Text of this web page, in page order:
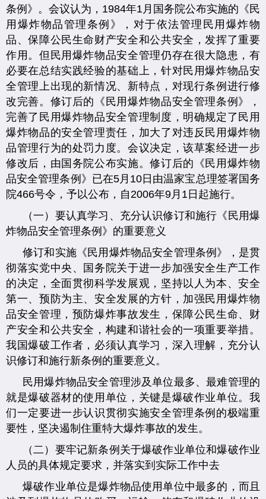
条例》。会议认为，1984年1月国务院公布实施的《民
用爆炸物品管理条例》，对于依法管理民用爆炸物
品、保障公民生命财产安全和公共安全，发挥了重要
作用。但民用爆炸物品安全管理仍存在很大隐患，有
必要在总结实践经验的基础上，针对民用爆炸物品安
全管理上出现的新情况、新特点，对现行条例进行修
改完善。修订后的《民用爆炸物品安全管理条例》，
完善了民用爆炸物品安全管理制度，明确规定了民用
爆炸物品的安全管理责任，加大了对违反民用爆炸物
品管理行为的处罚力度。会议决定，该草案经进一步
修改后，由国务院公布实施。修订后的《民用爆炸物
品安全管理条例》已在5月10日由温家宝总理签署国务
院466号令，予以公布，自2006年9月1日起施行。
（一）要认真学习、充分认识修订和施行《民用爆
炸物品安全管理条例》的重要意义
修订和实施《民用爆炸物品安全管理条例》，是贯
彻落实党中央、国务院关于进一步加强安全生产工作
的决定，全面贯彻科学发展观，坚持以人为本、安全
第一、预防为主、安全发展的方针，加强民用爆炸物
品安全管理，预防爆炸事故发生，保障公民生命、财
产安全和公共安全，构建和谐社会的一项重要举措。
我国爆破工作者，必须认真学习，深入理解，充分认
识修订和施行新条例的重要意义。
民用爆炸物品安全管理涉及单位最多、最难管理的
就是爆破器材的使用单位，关键是爆破作业单位。我
们一定要进一步认识贯彻实施安全管理条例的极端重
要性，坚决遏制住重特大爆炸事故的发生。
（二）要牢记新条例关于爆破作业单位和爆破作业
人员的具体规定要求，并落实到实际工作中去
爆破作业单位是爆炸物品使用单位中最多的，而且